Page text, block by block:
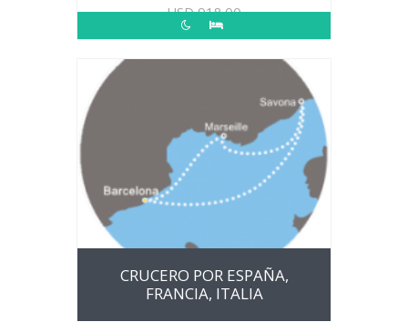
USD918.00
CRUCERO POR ESPAÑA,
FRANCIA, ITALIA